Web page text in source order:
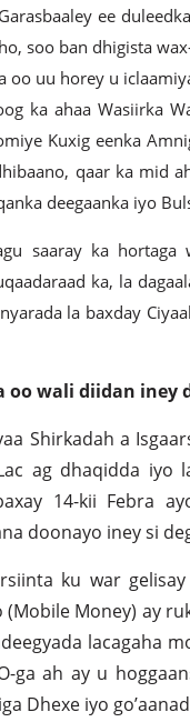
ee
soo ban dhigista
oo uu horey u
ka ahaa Wasiirka
Kuxig eenka
qaar ka mid
deegaanka iyo
saaray ka hortaga
ka, la
la baxday
wali diidan iney
Shirkadah a
ag dhaqidda iyo
14-kii Febra
doonayo iney si
ku war
Money) ay
lacagaha
ga ah ay u
Dhexe iyo